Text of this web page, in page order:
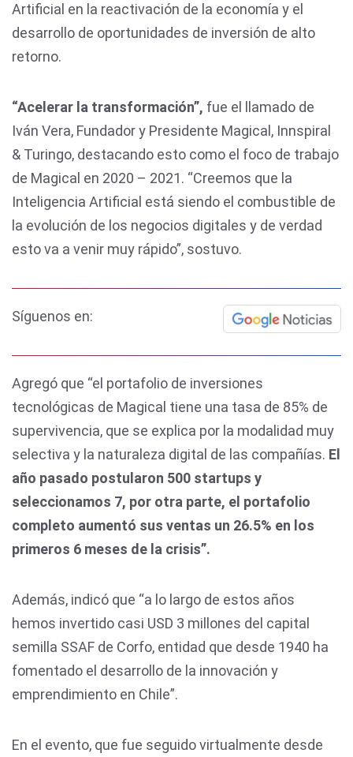
Artificial en la reactivación de la economía y el
desarrollo de oportunidades de inversión de alto
retorno.
“Acelerar la transformación”, fue el llamado de
Iván Vera, Fundador y Presidente Magical, Innspiral
& Turingo, destacando esto como el foco de trabajo
de Magical en 2020 – 2021. “Creemos que la
Inteligencia Artificial está siendo el combustible de
la evolución de los negocios digitales y de verdad
esto va a venir muy rápido”, sostuvo.
Síguenos en:
Agregó que “el portafolio de inversiones
tecnológicas de Magical tiene una tasa de 85% de
supervivencia, que se explica por la modalidad muy
selectiva y la naturaleza digital de las compañías. El
año pasado postularon 500 startups y
seleccionamos 7, por otra parte, el portafolio
completo aumentó sus ventas un 26.5% en los
primeros 6 meses de la crisis”.
Además, indicó que “a lo largo de estos años
hemos invertido casi USD 3 millones del capital
semilla SSAF de Corfo, entidad que desde 1940 ha
fomentado el desarrollo de la innovación y
emprendimiento en Chile”.
En el evento, que fue seguido virtualmente desde